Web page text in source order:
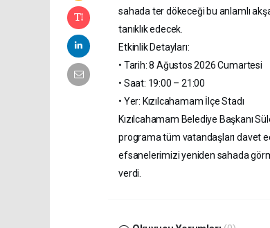
sahada ter dökeceği bu anlamlı
tanıklık edecek.
Etkinlik Detayları:
• Tarih: 8 Ağustos 2026 Cumartesi
• Saat: 19:00 – 21:00
• Yer: Kızılcahamam İlçe Stadı
Kızılcahamam Belediye Başkanı
programa tüm vatandaşları davet
efsanelerimizi yeniden sahada
verdi.